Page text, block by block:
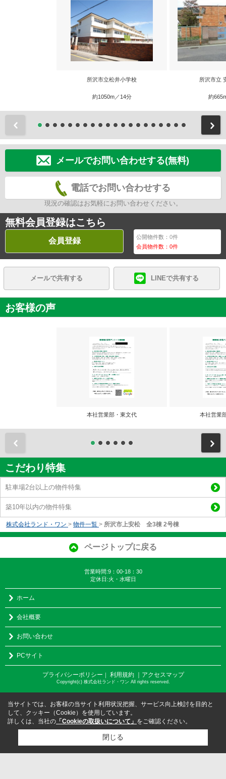
所沢市立松井小学校
約1050m／14分
所沢市立
約
メールでお問い合わせする(無料)
電話でお問い合わせする
現況の確認はお気軽にお問い合わせください。
無料会員登録はこちら
会員登録 公開物件数：0件
会員物件数：0件
メールで共有する LINEで共有する
お客様の声
本社営業部・東文代 本社営業
こだわり特集
駐車場2台以上の物件特集
築10年以内の物件特集
株式会社ランド・ワン > 物件一覧 > 所沢市上安松 全3棟 2号棟
ページトップに戻る
営業時間:9：00-18：30
定休日:火・水曜日
ホーム
会社概要
お問い合わせ
PCサイト
プライバシーポリシー ｜ 利用規約 ｜アクセスマップ
Copyright(c) 株式会社ランド・ワン All rights reserved.
当サイトでは、お客様の当サイト利用状況把握、サービス向上検討を目的と
して、クッキー（Cookie）を使用しています。
詳しくは、当社の 「Cookieの取扱いについて」 をご確認ください。
閉じる